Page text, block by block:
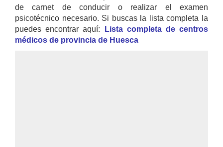
de carnet de conducir o realizar el examen
psicotécnico necesario. Si buscas la lista completa la
puedes encontrar aquí:
Lista completa de centros
médicos de provincia de Huesca